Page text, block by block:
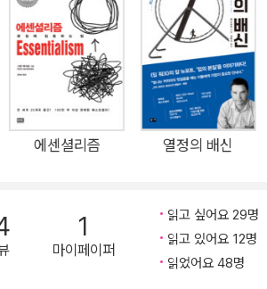
터공학자인 칼 뉴포트는 우리를 좀먹고 있는
우리가 기술과 맺은 관계를 근본적으로 바
. 그리고 그 방법으로 ‘디지털 미니멀리
멀리스트들이 어떻게 소셜 미디어와 맺은
라인 세계의 즐거움을 재발견하며, 고독에
을 되찾도록 도와준 30일간의 ‘디지털 정
삶에 적용할 수 있는 전략들을 구체적인 실
에센셜리즘 열정의 배신
1
마이페이퍼
읽고 싶어요 29명
읽고 있어요 12명
읽었어요 48명